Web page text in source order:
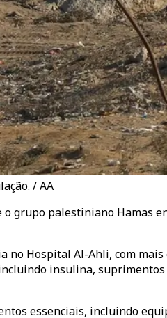
/ AA
grupo palestiniano Hamas
no Hospital Al-Ahli, com
incluindo insulina,
essenciais, incluindo